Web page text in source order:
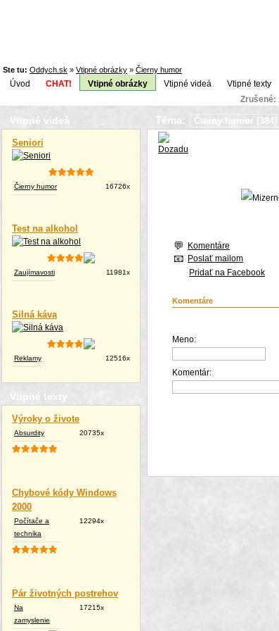
Ste tu: Oddych.sk » Vtipné obrázky » Čierny humor
Úvod
CHAT! Vtipné obrázky Vtipné videá Vtipné texty
Zrušené:
Vtipné videá
Seniori
Čierny humor 16726x
Test na alkohol
Zaujímavosti 11981x
Silná káva
Reklamy 12516x
Vtipné texty
Výroky o živote
Absurdity 20735x
Chybové kódy Windows
2000
Počítače a
technika
12294x
Pár životných postrehov
Na
zamyslenie
17215x
Téma:
Komentáre
Poslať mailom
Pridať na Facebook
Komentáre
Meno:
Komentár: